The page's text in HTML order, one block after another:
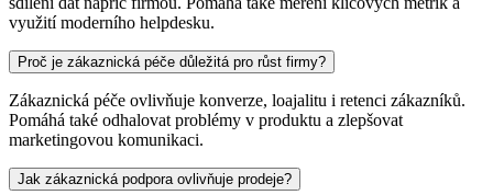
využití moderního helpdesku.
Proč je zákaznická péče důležitá pro růst firmy?
Zákaznická péče ovlivňuje konverze, loajalitu i retenci zákazníků.
Pomáhá také odhalovat problémy v produktu a zlepšovat
marketingovou komunikaci.
Jak zákaznická podpora ovlivňuje prodeje?